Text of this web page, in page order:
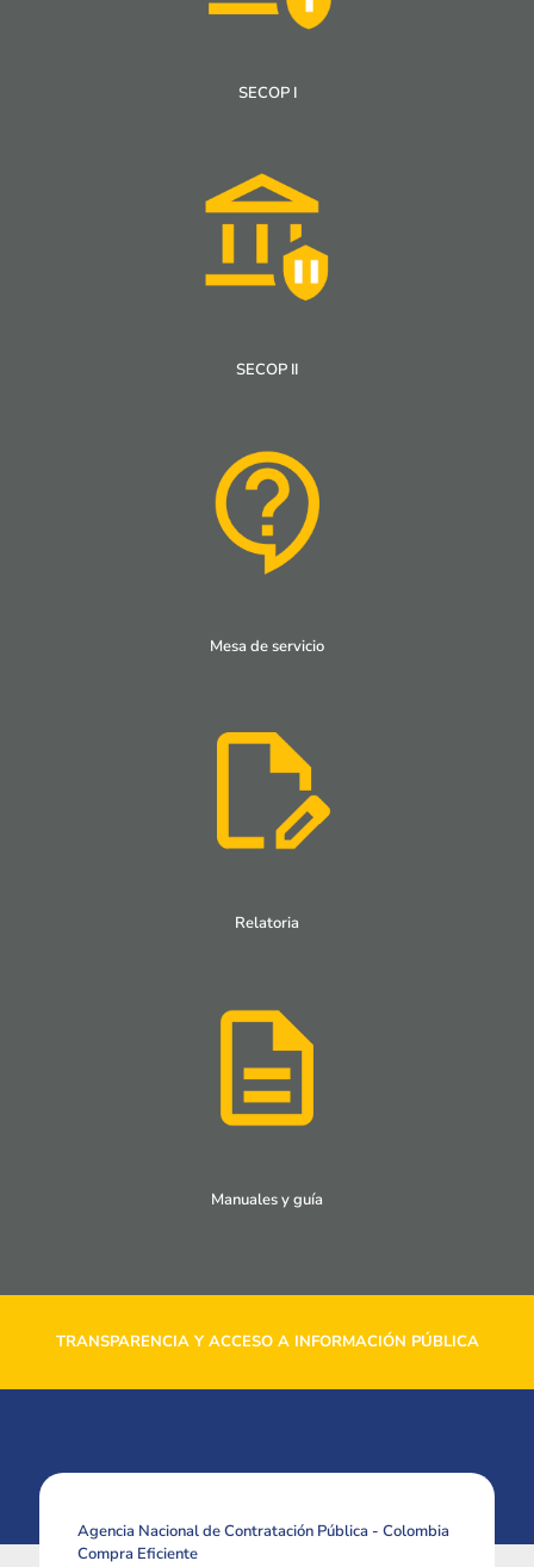
SECOP I
SECOP II
Mesa de servicio
Relatoria
Manuales y guía
TRANSPARENCIA Y ACCESO A INFORMACIÓN PÚBLICA
Agencia Nacional de Contratación Pública - Colombia
Compra Eficiente